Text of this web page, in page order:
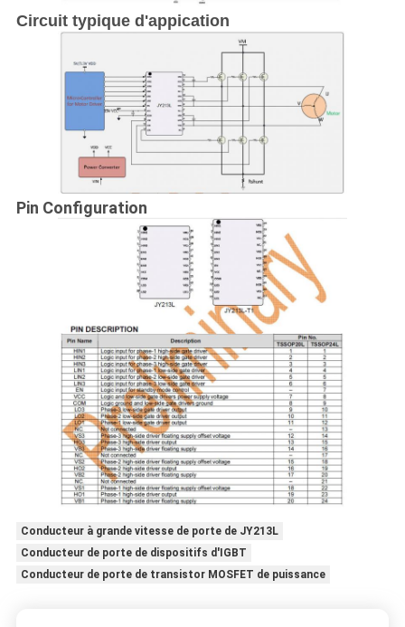
Circuit typique d'appication
Pin Configuration
Conducteur à grande vitesse de porte de JY213L
Conducteur de porte de dispositifs d'IGBT
Conducteur de porte de transistor MOSFET de puissance